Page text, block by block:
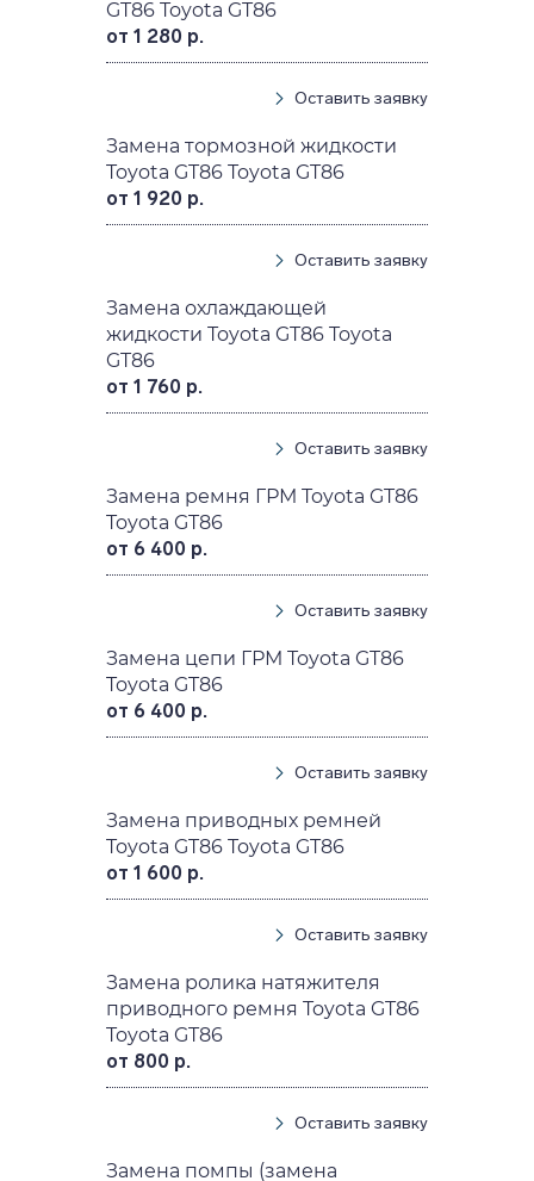
GT86 Toyota GT86
от 1 280 р.
Оставить заявку
Замена тормозной жидкости
Toyota GT86 Toyota GT86
от 1 920 р.
Оставить заявку
Замена охлаждающей
жидкости Toyota GT86 Toyota
GT86
от 1 760 р.
Оставить заявку
Замена ремня ГРМ Toyota GT86
Toyota GT86
от 6 400 р.
Оставить заявку
Замена цепи ГРМ Toyota GT86
Toyota GT86
от 6 400 р.
Оставить заявку
Замена приводных ремней
Toyota GT86 Toyota GT86
от 1 600 р.
Оставить заявку
Замена ролика натяжителя
приводного ремня Toyota GT86
Toyota GT86
от 800 р.
Оставить заявку
Замена помпы (замена